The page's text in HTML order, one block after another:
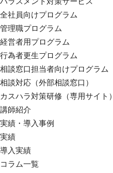
全社員向けプログラム
管理職プログラム
経営者用プログラム
行為者更生プログラム
相談窓口担当者向けプログラム
相談対応（外部相談窓口）
カスハラ対策研修（専用サイト）
講師紹介
実績・導入事例
実績
導入実績
コラム一覧